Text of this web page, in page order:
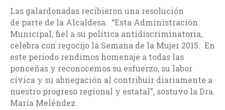
Las galardonadas recibieron una resolución
de parte de la Alcaldesa. “Esta Administración
Municipal, fiel a su política antidiscriminatoria,
celebra con regocijo la Semana de la Mujer 2015. En
este período rendimos homenaje a todas las
ponceñas y reconocemos su esfuerzo, su labor
cívica y su abnegación al contribuir diariamente a
nuestro progreso regional y estatal”, sostuvo la Dra.
María Meléndez.